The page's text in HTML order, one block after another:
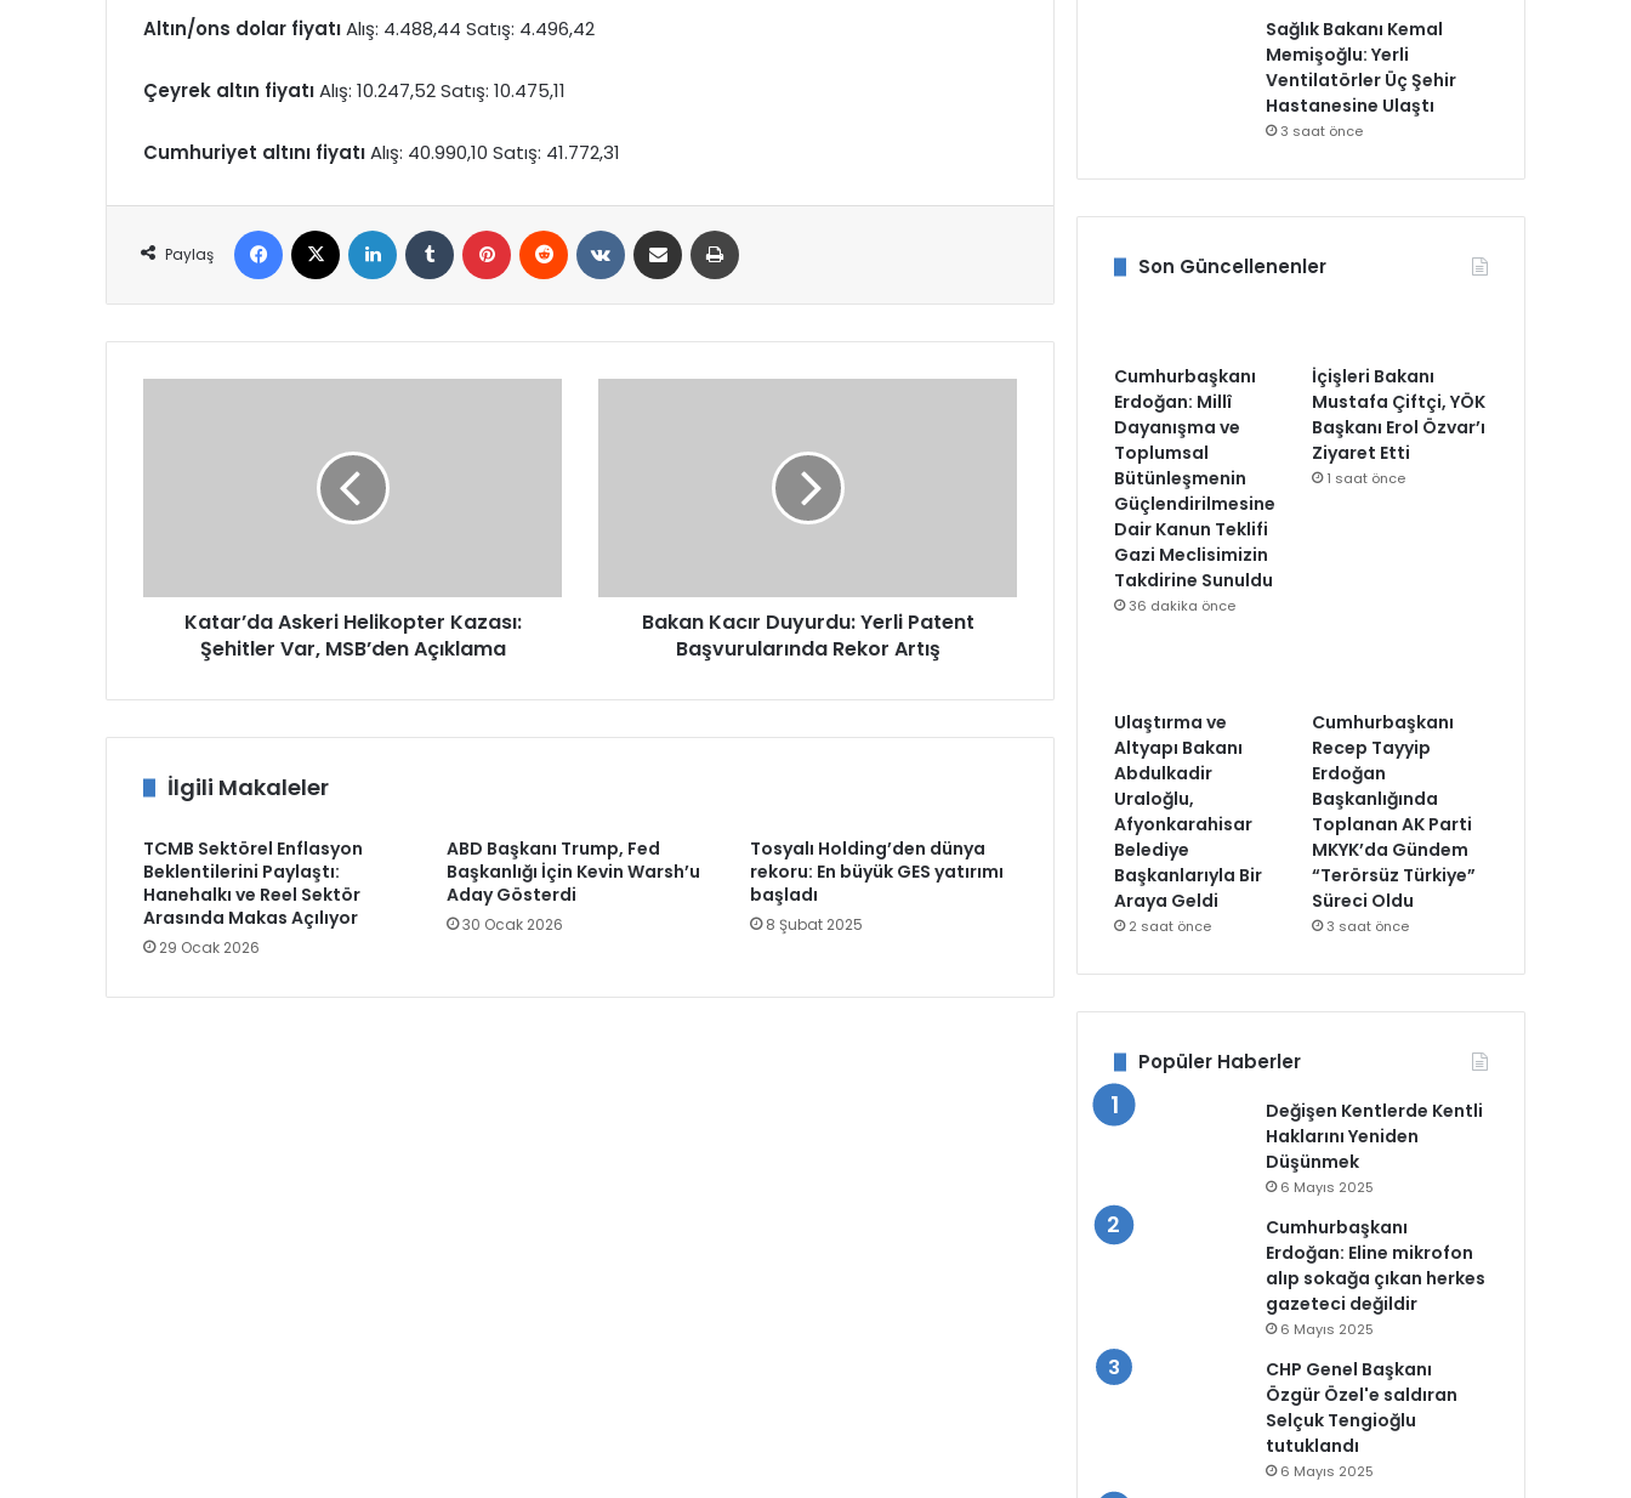
Altın/ons dolar fiyatıAlış: 4.488,44 Satış: 4.496,42
Çeyrek altın fiyatıAlış: 10.247,52 Satış: 10.475,11
Cumhuriyet altını fiyatıAlış: 40.990,10 Satış: 41.772,31
Paylaş
Facebook LinkedIn Tumblr Pinterest Reddit VKontakteE-Posta ile paylaş
Katar’da Askeri Helikopter Kazası:
Şehitler Var, MSB’den Açıklama
Bakan Kacır Duyurdu: Yerli Patent
Başvurularında Rekor Artış
İlgili Makaleler
TCMB Sektörel Enflasyon
Beklentilerini Paylaştı:
Hanehalkı ve Reel Sektör
Arasında Makas Açılıyor
29 Ocak 2026
ABD Başkanı Trump, Fed
Başkanlığı İçin Kevin Warsh’u
Aday Gösterdi
30 Ocak 2026
Tosyalı Holding’den dünya
rekoru: En büyük GES yatırımı
başladı
8 Şubat 2025
Sağlık Bakanı Kemal
Memişoğlu: Yerli
Ventilatörler Üç Şehir
Hastanesine Ulaştı
3 saat önce
Son Güncellenenler
Cumhurbaşkanı
Erdoğan: Millî
Dayanışma ve
Toplumsal
Bütünleşmenin
Güçlendirilmesine
Dair Kanun Teklifi
Gazi Meclisimizin
Takdirine Sunuldu
36 dakika önce
İçişleri Bakanı
Mustafa Çiftçi, YÖK
Başkanı Erol Özvar’ı
Ziyaret Etti
1 saat önce
Ulaştırma ve
Altyapı Bakanı
Abdulkadir
Uraloğlu,
Afyonkarahisar
Belediye
Başkanlarıyla Bir
Araya Geldi
2 saat önce
Cumhurbaşkanı
Recep Tayyip
Erdoğan
Başkanlığında
Toplanan AK Parti
MKYK’da Gündem
“Terörsüz Türkiye”
Süreci Oldu
3 saat önce
Popüler Haberler
Değişen Kentlerde Kentli
Haklarını Yeniden
Düşünmek
6 Mayıs 2025
Cumhurbaşkanı
Erdoğan: Eline mikrofon
alıp sokağa çıkan herkes
gazeteci değildir
6 Mayıs 2025
CHP Genel Başkanı
Özgür Özel'e saldıran
Selçuk Tengioğlu
tutuklandı
6 Mayıs 2025